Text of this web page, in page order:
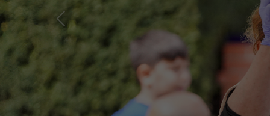
ANTERIOR